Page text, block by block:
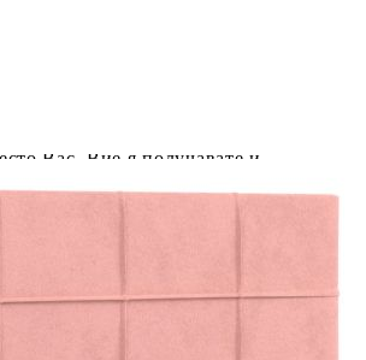
Вас. Вие я получавате и
от момента на изпращане на
с карта. Останалата сума се
месечни вноски без оскъпяване. За